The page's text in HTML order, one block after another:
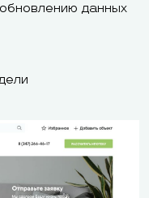
данных